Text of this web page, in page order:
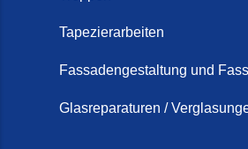
Tapezierarbeiten
Fassadengestaltung und
Glasreparaturen /